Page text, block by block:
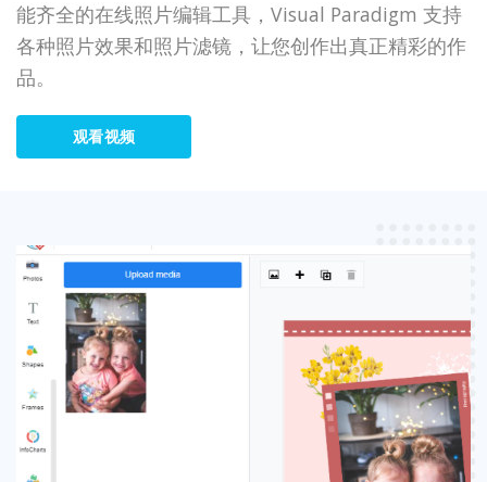
能齐全的在线照片编辑工具，Visual Paradigm 支持
各种照片效果和照片滤镜，让您创作出真正精彩的作
品。
观看视频